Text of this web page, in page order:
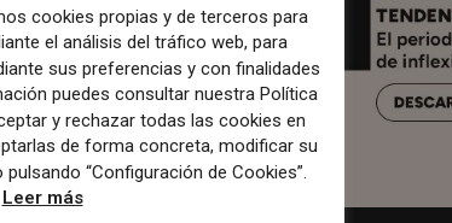
y analítica).
mejoras.
artificial.
cookies propias y de terceros para
el análisis del tráfico web, para
sus preferencias y con finalidades
puedes consultar nuestra Política
y rechazar todas las cookies en
de forma concreta, modificar su
“Configuración de Cookies”.
Leer más